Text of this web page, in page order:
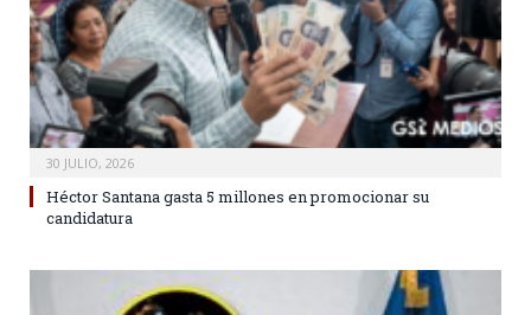
30 JULIO, 2026
Héctor Santana gasta 5 millones en promocionar su
candidatura